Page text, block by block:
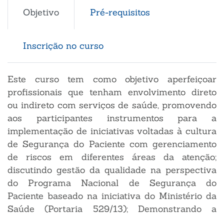
Objetivo Pré-requisitos
Inscrição no curso
Este curso tem como objetivo aperfeiçoar
profissionais que tenham envolvimento direto
ou indireto com serviços de saúde, promovendo
aos participantes instrumentos para a
implementação de iniciativas voltadas à cultura
de Segurança do Paciente com gerenciamento
de riscos em diferentes áreas da atenção;
discutindo gestão da qualidade na perspectiva
do Programa Nacional de Segurança do
Paciente baseado na iniciativa do Ministério da
Saúde (Portaria 529/13); Demonstrando a